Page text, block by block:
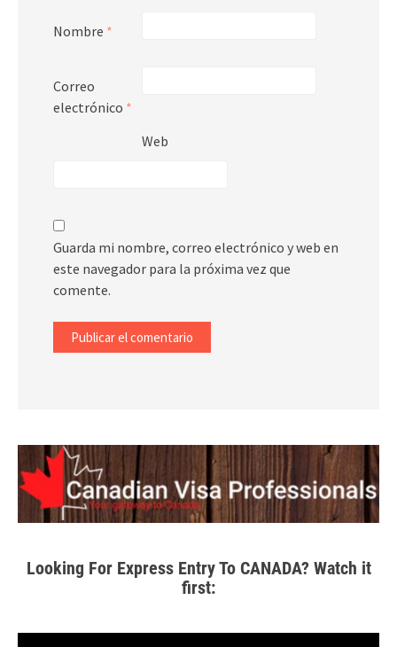
Nombre *
Correo
electrónico *
Web
Guarda mi nombre, correo electrónico y web en
este navegador para la próxima vez que
comente.
Looking For Express Entry To CANADA? Watch it
first: